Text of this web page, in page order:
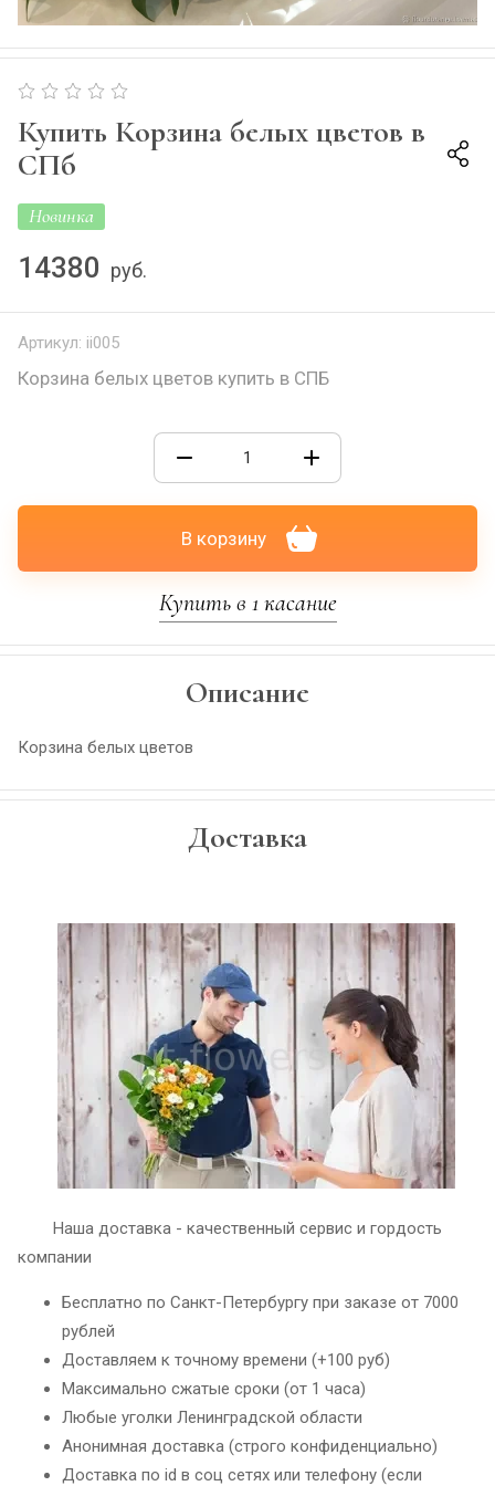
Купить Корзина белых цветов в
СПб
Новинка
14380 руб.
Артикул: ii005
Корзина белых цветов купить в СПБ
В корзину
Купить в 1 касание
Описание
Корзина белых цветов
Доставка
Наша доставка - качественный сервис и гордость
компании
Бесплатно по Санкт-Петербургу при заказе от 7000
рублей
Доставляем к точному времени (+100 руб)
Максимально сжатые сроки (от 1 часа)
Любые уголки Ленинградской области
Анонимная доставка (строго конфиденциально)
Доставка по id в соц сетях или телефону (если